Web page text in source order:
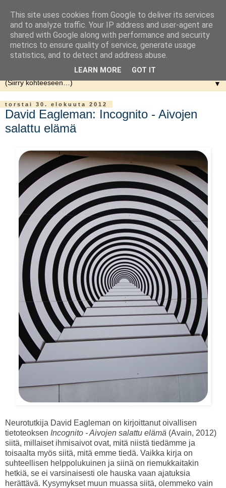
▼
torstai 30. elokuuta 2012
David Eagleman: Incognito - Aivojen
salattu elämä
Neurotutkija David Eagleman on kirjoittanut oivallisen
tietoteoksen Incognito - Aivojen salattu elämä (Avain, 2012)
siitä, millaiset ihmisaivot ovat, mitä niistä tiedämme ja
toisaalta myös siitä, mitä emme tiedä. Vaikka kirja on
suhteellisen helppolukuinen ja siinä on riemukkaitakin
hetkiä, se ei varsinaisesti ole hauska vaan ajatuksia
herättävä. Kysymykset muun muassa siitä, olemmeko vain
This site uses cookies from Google to deliver its services
and to analyze traffic. Your IP address and user-agent are
shared with Google along with performance and security
metrics to ensure quality of service, generate usage
statistics, and to detect and address abuse.
LEARN MORE GOT IT